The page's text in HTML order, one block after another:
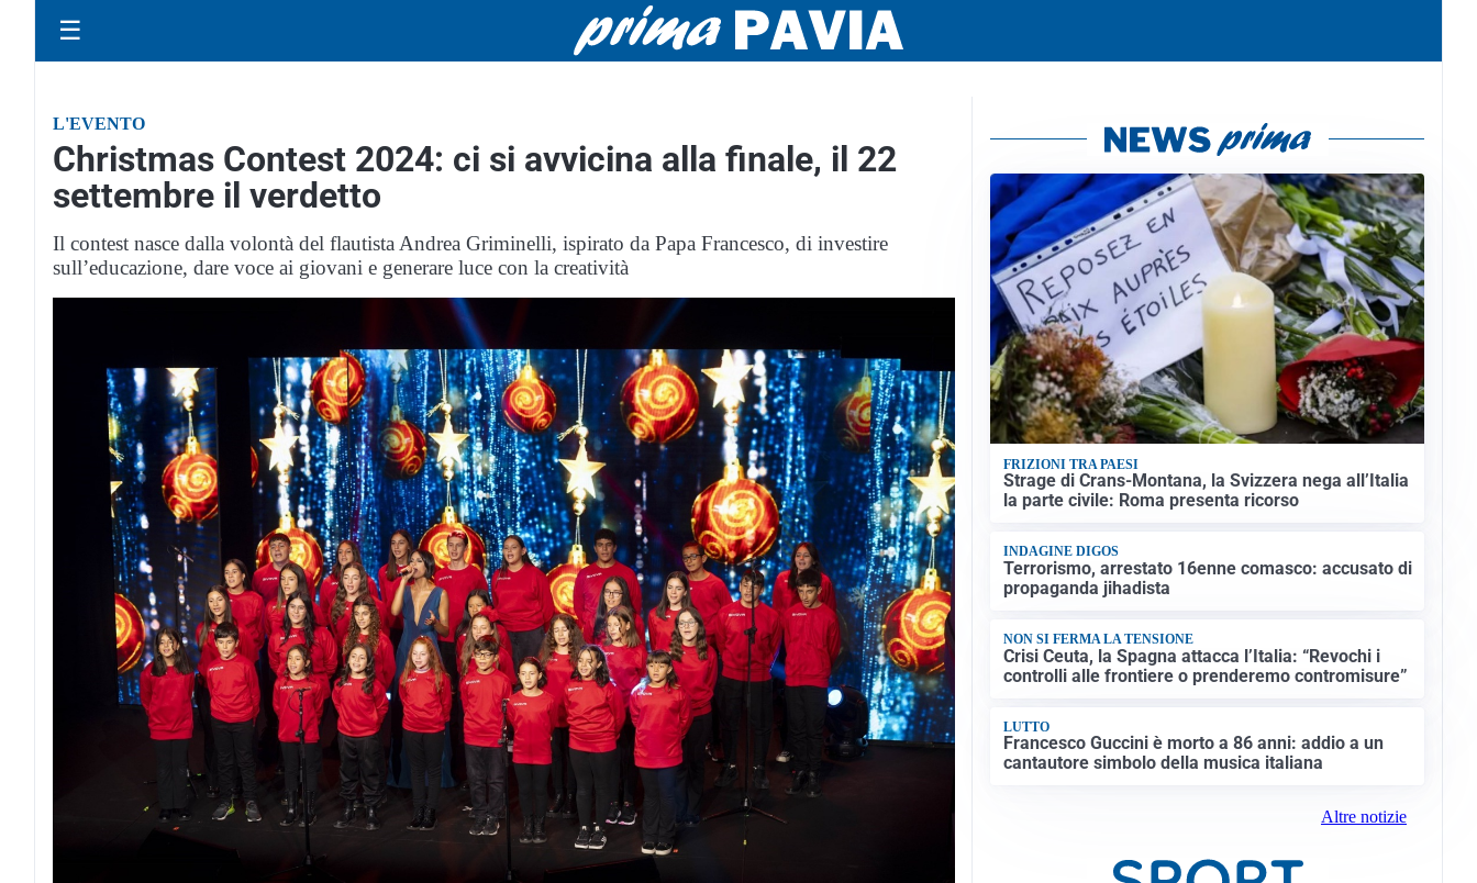
☰
L'EVENTO
Christmas Contest 2024: ci si avvicina alla finale, il 22
settembre il verdetto
Il contest nasce dalla volontà del flautista Andrea Griminelli, ispirato da Papa Francesco, di investire
sull’educazione, dare voce ai giovani e generare luce con la creatività
FRIZIONI TRA PAESI
Strage di Crans-Montana, la Svizzera nega all’Italia
la parte civile: Roma presenta ricorso
INDAGINE DIGOS
Terrorismo, arrestato 16enne comasco: accusato di
propaganda jihadista
NON SI FERMA LA TENSIONE
Crisi Ceuta, la Spagna attacca l’Italia: “Revochi i
controlli alle frontiere o prenderemo contromisure”
LUTTO
Francesco Guccini è morto a 86 anni: addio a un
cantautore simbolo della musica italiana
Altre notizie